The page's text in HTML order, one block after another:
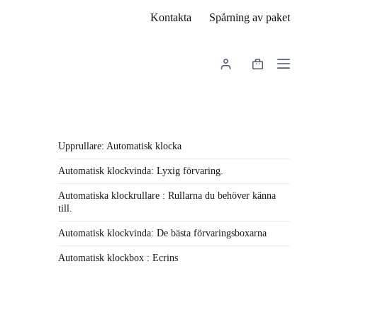
Kontakta Spårning av paket
Varukorg
Upprullare: Automatisk klocka
Automatisk klockvinda: Lyxig förvaring.
Automatiska klockrullare : Rullarna du behöver känna
till.
Automatisk klockvinda: De bästa förvaringsboxarna
Automatisk klockbox : Ecrins